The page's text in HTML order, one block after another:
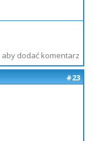
aby dodać komentarz
#23